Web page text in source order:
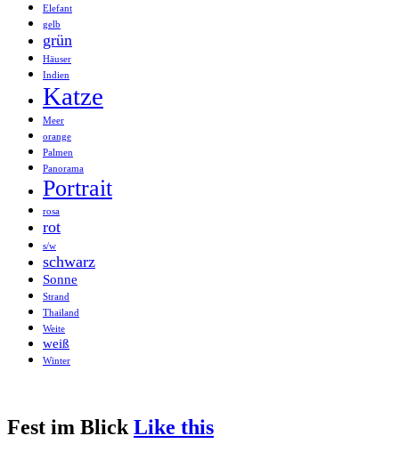
Elefant
gelb
grün
Häuser
Indien
Katze
Meer
orange
Palmen
Panorama
Portrait
rosa
rot
s/w
schwarz
Sonne
Strand
Thailand
Weite
weiß
Winter
Fest im BlickLike this